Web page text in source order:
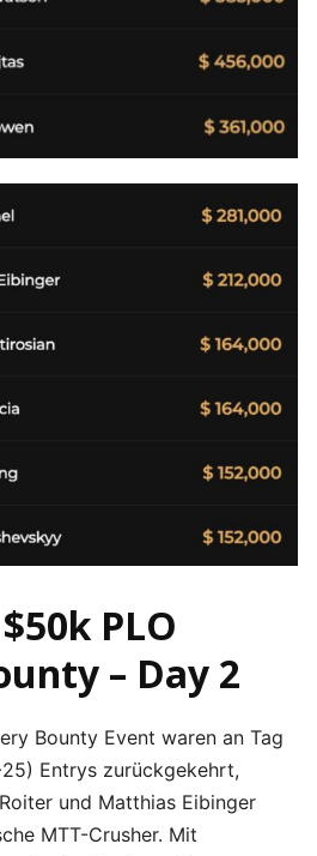
PLO
– Day 2
Bounty Event waren an Tag
Entrys zurückgekehrt,
und Matthias Eibinger
MTT-Crusher. Mit